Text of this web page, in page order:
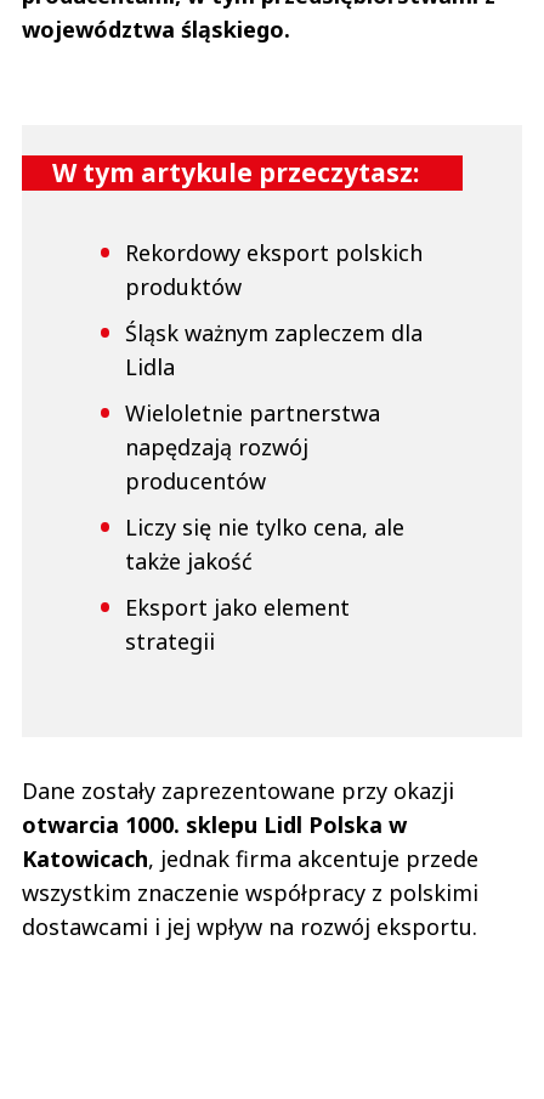
województwa śląskiego.
W tym artykule przeczytasz:
Rekordowy eksport polskich
produktów
Śląsk ważnym zapleczem dla
Lidla
Wieloletnie partnerstwa
napędzają rozwój
producentów
Liczy się nie tylko cena, ale
także jakość
Eksport jako element
strategii
Dane zostały zaprezentowane przy okazji
otwarcia 1000. sklepu Lidl Polska w
Katowicach, jednak firma akcentuje przede
wszystkim znaczenie współpracy z polskimi
dostawcami i jej wpływ na rozwój eksportu.